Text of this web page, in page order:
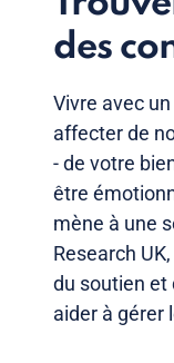
des
Vivre avec
affecter de
- de votre
être
mène à une
Research
du soutien et
aider à gérer